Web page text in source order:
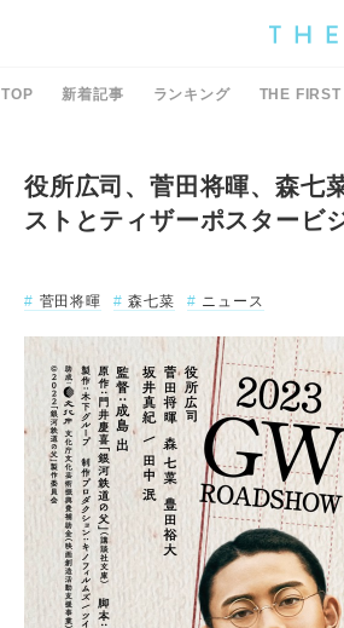
TOP 新着記事 ランキング THE
役所広司、菅田将暉、森七
ストとティザーポスタービ
菅田将暉
森七菜 ニュース